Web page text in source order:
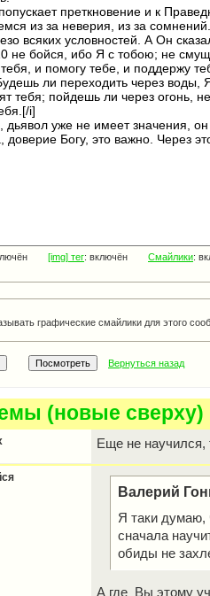
[img] тег: включён Смайлики:
графические смайлики для этого
Вернуться назад
(новые сверху)
Еще не научился,
Валерий
Я таки думаю,
сначала
обиды не
А где Вы этому